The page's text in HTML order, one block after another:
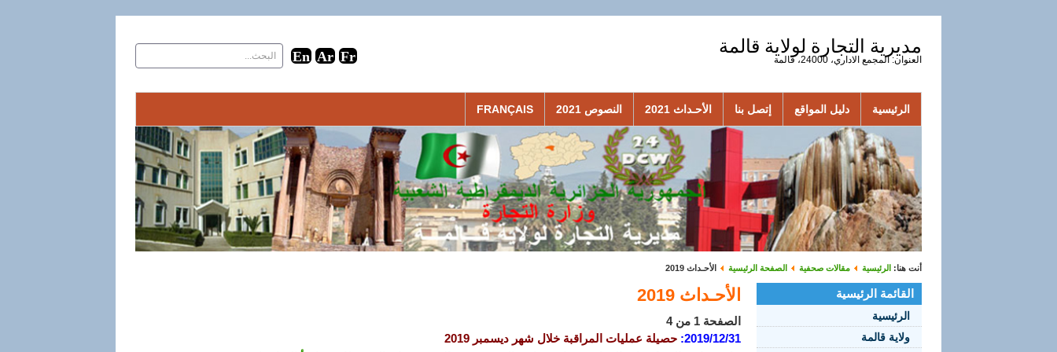
مديرية التجارة لولاية قالمة
العنوان: المجمع الاداري، 24000، قالمة
الرئيسية دليل المواقع إتصل بنا الأحـداث 2021 النصوص 2021 FRANÇAIS
أنت هنا: الرئيسية مقالات صحفية الصفحة الرئيسية الأحـداث 2019
القائمة الرئيسية
الرئيسية
ولاية قالمة
الأحـداث 2019
الصفحة 1 من 4
2019/12/31
: حصيلة عمليات المراقبة خلال شهر ديسمبر 2019